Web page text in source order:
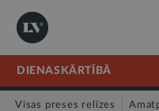
DIENASKĀRTĪBĀ
Visas preses relīzes